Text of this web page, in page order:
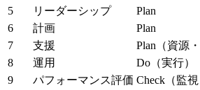
5
リーダーシップ
Plan
6
計画
Plan
7
支援
Plan（資源
8
運用
Do（実行）
9
パフォーマンス評価 Check（監